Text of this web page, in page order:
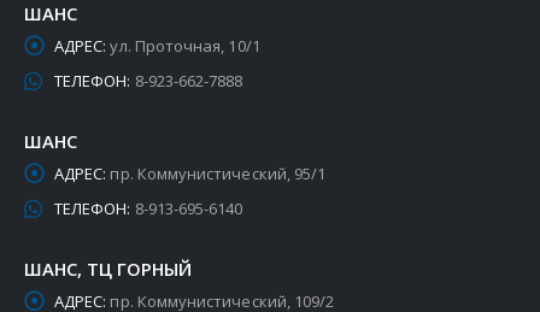
ШАНС
АДРЕС: ул. Проточная, 10/1
ТЕЛЕФОН: 8-923-662-7888
ШАНС
АДРЕС: пр. Коммунистический, 95/1
ТЕЛЕФОН: 8-913-695-6140
ШАНС, ТЦ ГОРНЫЙ
АДРЕС: пр. Коммунистический, 109/2